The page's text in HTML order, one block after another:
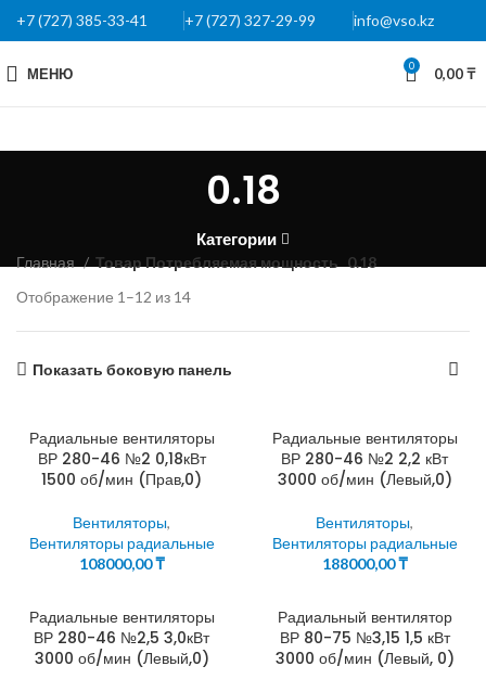
+7 (727) 385-33-41 +7 (727) 327-29-99 info@vso.kz
МЕНЮ 0 0,00₸
0.18
Категории
Главная Товар Потребляемая мощность 0.18
Отображение 1–12 из 14
Показать боковую панель
Радиальные вентиляторы
ВР 280-46 №2 0,18кВт
1500 об/мин (Прав,0)
Вентиляторы,
Вентиляторы радиальные
108000,00₸
Радиальные вентиляторы
ВР 280-46 №2 2,2 кВт
3000 об/мин (Левый,0)
Вентиляторы,
Вентиляторы радиальные
188000,00₸
Радиальные вентиляторы
ВР 280-46 №2,5 3,0кВт
3000 об/мин (Левый,0)
Радиальный вентилятор
ВР 80-75 №3,15 1,5 кВт
3000 об/мин (Левый, 0)